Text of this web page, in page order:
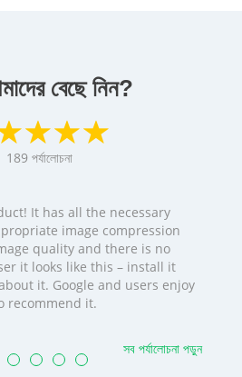
বেছে নিন?
189 পর্যালোচনা
It has all the necessary
image compression
quality and there is no
it looks like this – install it
it. Google and users enjoy
recommend it.
সব পর্যালোচনা পড়ুন